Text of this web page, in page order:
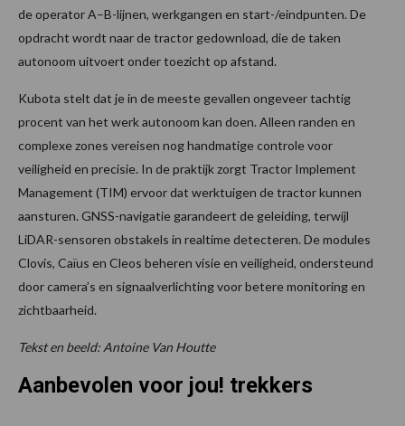
de operator A–B-lijnen, werkgangen en start-/eindpunten. De
opdracht wordt naar de tractor gedownload, die de taken
autonoom uitvoert onder toezicht op afstand.
Kubota stelt dat je in de meeste gevallen ongeveer tachtig
procent van het werk autonoom kan doen. Alleen randen en
complexe zones vereisen nog handmatige controle voor
veiligheid en precisie. In de praktijk zorgt Tractor Implement
Management (TIM) ervoor dat werktuigen de tractor kunnen
aansturen. GNSS-navigatie garandeert de geleiding, terwijl
LiDAR-sensoren obstakels in realtime detecteren. De modules
Clovis, Caïus en Cleos beheren visie en veiligheid, ondersteund
door camera’s en signaalverlichting voor betere monitoring en
zichtbaarheid.
Tekst en beeld: Antoine Van Houtte
Aanbevolen voor jou! trekkers